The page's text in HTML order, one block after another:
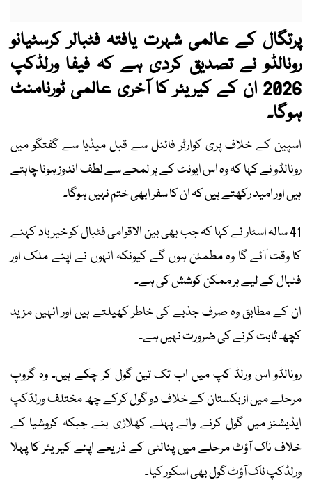
پرتگال کے عالمی شہرت یافتہ فٹبالر کرسٹیانو
رونالڈو نے تصدیق کردی ہے کہ فیفا ورلڈکپ
2026 ان کے کیریئر کا آخری عالمی ٹورنامنٹ
ہوگا۔
اسپین کے خلاف پری کوارٹر فائنل سے قبل میڈیا سے گفتگو میں
رونالڈو نے کہا کہ وہ اس ایونٹ کے ہر لمحے سے لطف اندوز ہونا چاہتے
ہیں اور امید رکھتے ہیں کہ ان کا سفر ابھی ختم نہیں ہوگا۔
41 سالہ اسٹار نے کہا کہ جب بھی بین الاقوامی فٹبال کو خیرباد کہنے
کا وقت آئے گا وہ مطمئن ہوں گے کیونکہ انہوں نے اپنے ملک اور
فٹبال کے لیے ہر ممکن کوشش کی ہے۔
ان کے مطابق وہ صرف جذبے کی خاطر کھیلتے ہیں اور انہیں مزید
کچھ ثابت کرنے کی ضرورت نہیں ہے۔
رونالڈو اس ورلڈ کپ میں اب تک تین گول کر چکے ہیں۔ وہ گروپ
مرحلے میں ازبکستان کے خلاف دو گول کرکے چھ مختلف ورلڈکپ
ایڈیشنز میں گول کرنے والے پہلے کھلاڑی بنے جبکہ کروشیا کے
خلاف ناک آؤٹ مرحلے میں پنالٹی کے ذریعے اپنے کیریئر کا پہلا
ورلڈکپ ناک آؤٹ گول بھی اسکور کیا۔